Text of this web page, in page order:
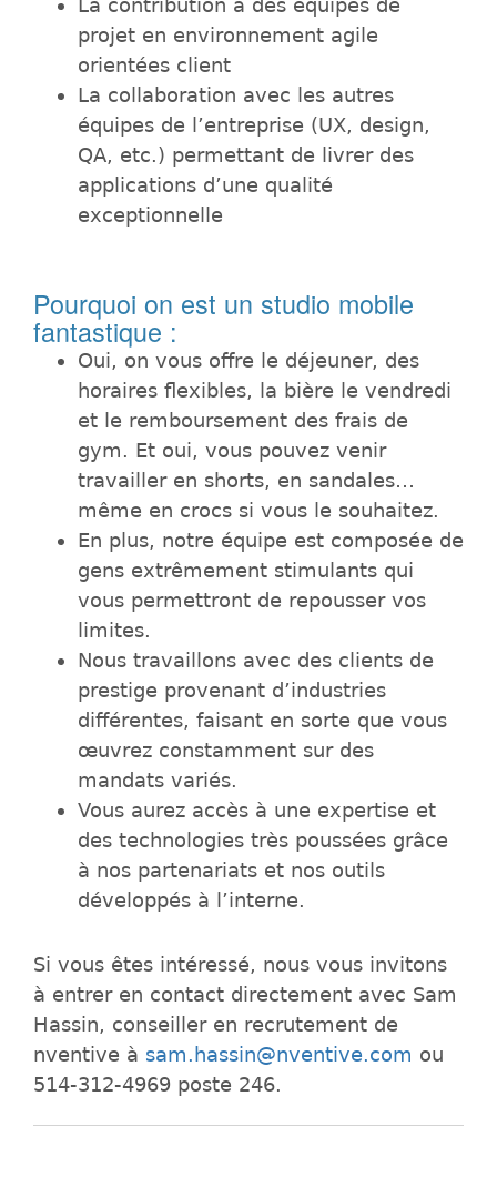
La contribution à des équipes de
projet en environnement agile
orientées client
La collaboration avec les autres
équipes de l’entreprise (UX, design,
QA, etc.) permettant de livrer des
applications d’une qualité
exceptionnelle
Pourquoi on est un studio mobile
fantastique :
Oui, on vous offre le déjeuner, des
horaires flexibles, la bière le vendredi
et le remboursement des frais de
gym. Et oui, vous pouvez venir
travailler en shorts, en sandales…
même en crocs si vous le souhaitez.
En plus, notre équipe est composée de
gens extrêmement stimulants qui
vous permettront de repousser vos
limites.
Nous travaillons avec des clients de
prestige provenant d’industries
différentes, faisant en sorte que vous
œuvrez constamment sur des
mandats variés.
Vous aurez accès à une expertise et
des technologies très poussées grâce
à nos partenariats et nos outils
développés à l’interne.
Si vous êtes intéressé, nous vous invitons
à entrer en contact directement avec Sam
Hassin, conseiller en recrutement de
nventive à sam.hassin@nventive.com ou
514-312-4969 poste 246.